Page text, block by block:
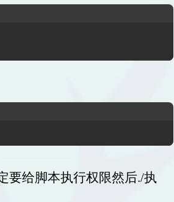
要给脚本执行权限然后./执